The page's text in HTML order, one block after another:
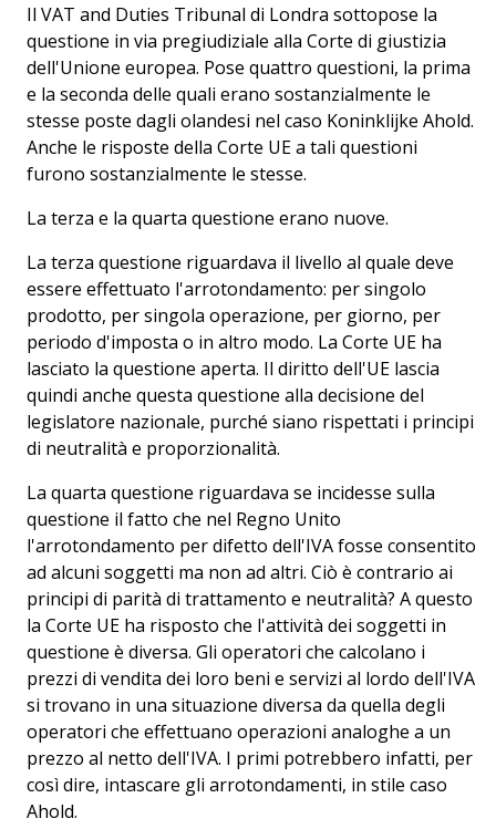
Il VAT and Duties Tribunal di Londra sottopose la
questione in via pregiudiziale alla Corte di giustizia
dell'Unione europea. Pose quattro questioni, la prima
e la seconda delle quali erano sostanzialmente le
stesse poste dagli olandesi nel caso Koninklijke Ahold.
Anche le risposte della Corte UE a tali questioni
furono sostanzialmente le stesse.
La terza e la quarta questione erano nuove.
La terza questione riguardava il livello al quale deve
essere effettuato l'arrotondamento: per singolo
prodotto, per singola operazione, per giorno, per
periodo d'imposta o in altro modo. La Corte UE ha
lasciato la questione aperta. Il diritto dell'UE lascia
quindi anche questa questione alla decisione del
legislatore nazionale, purché siano rispettati i principi
di neutralità e proporzionalità.
La quarta questione riguardava se incidesse sulla
questione il fatto che nel Regno Unito
l'arrotondamento per difetto dell'IVA fosse consentito
ad alcuni soggetti ma non ad altri. Ciò è contrario ai
principi di parità di trattamento e neutralità? A questo
la Corte UE ha risposto che l'attività dei soggetti in
questione è diversa. Gli operatori che calcolano i
prezzi di vendita dei loro beni e servizi al lordo dell'IVA
si trovano in una situazione diversa da quella degli
operatori che effettuano operazioni analoghe a un
prezzo al netto dell'IVA. I primi potrebbero infatti, per
così dire, intascare gli arrotondamenti, in stile caso
Ahold.